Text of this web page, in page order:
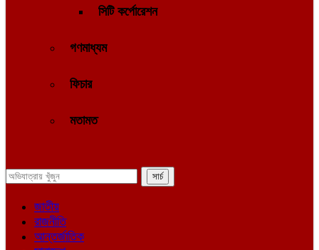
সিটি কর্পোরেশন
গণমাধ্যম
ফিচার
মতামত
জাতীয়
রাজনীতি
আন্তর্জাতিক